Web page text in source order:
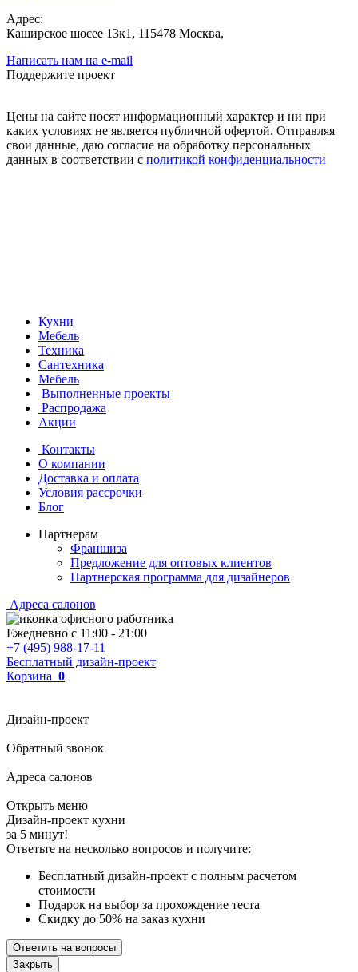
Адрес:
Каширское шосее 13к1, 115478 Москва,
Написать нам на e-mail
Поддержите проект
Цены на сайте носят информационный характер и ни при
каких условиях не является публичной офертой. Отправляя
свои данные, даю согласие на обработку персональных
данных в соответствии с политикой конфиденциальности
Кухни
Мебель
Техника
Сантехника
Мебель
Выполненные проекты
Распродажа
Акции
Контакты
О компании
Доставка и оплата
Условия рассрочки
Блог
Партнерам
Франшиза
Предложение для оптовых клиентов
Партнерская программа для дизайнеров
Адреса салонов
Ежедневно с 11:00 - 21:00
+7 (495) 988-17-11
Бесплатный дизайн-проект
Корзина 0
Дизайн-проект
Обратный звонок
Адреса салонов
Открыть меню
Дизайн-проект кухни
за 5 минут!
Ответьте на несколько вопросов и получите:
Бесплатный дизайн-проект с полным расчетом
стоимости
Подарок на выбор за прохождение теста
Скидку до 50% на заказ кухни
Ответить на вопросы
Закрыть